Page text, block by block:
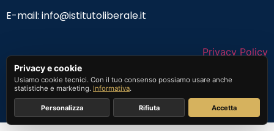
E-mail: info@istitutoliberale.it
Privacy Policy
Termini e Condizioni
Privacy e cookie
Usiamo cookie tecnici. Con il tuo consenso possiamo usare anche
statistiche e marketing. Informativa.
Personalizza Rifiuta Accetta